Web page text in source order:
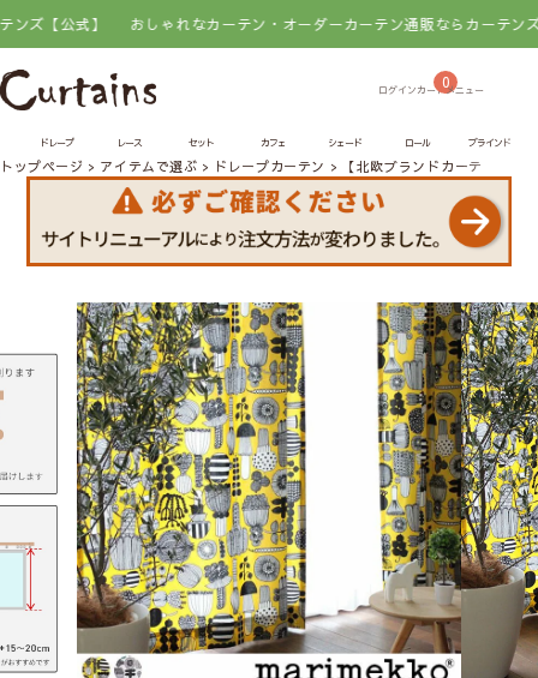
おしゃれなカーテン・オーダーカーテン通販ならカーテンズ【公式】
0
ドレープ レース セット カフェ シェード ロール ブラインド
トップページ アイテムで選ぶ ドレープカーテン 【北欧ブランドカーテン】プ